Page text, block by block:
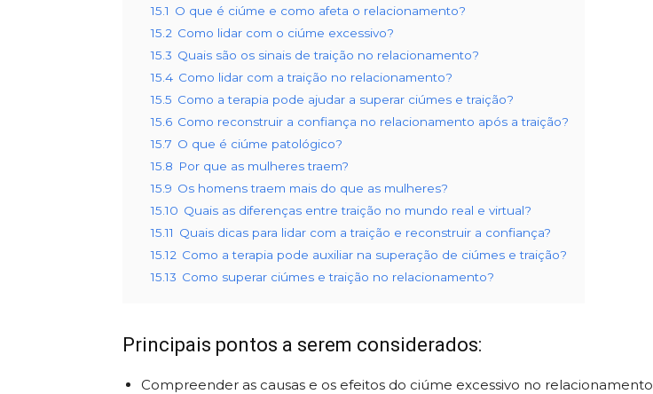
15.1 O que é ciúme e como afeta o relacionamento?
15.2 Como lidar com o ciúme excessivo?
15.3 Quais são os sinais de traição no relacionamento?
15.4 Como lidar com a traição no relacionamento?
15.5 Como a terapia pode ajudar a superar ciúmes e traição?
15.6 Como reconstruir a confiança no relacionamento após a traição?
15.7 O que é ciúme patológico?
15.8 Por que as mulheres traem?
15.9 Os homens traem mais do que as mulheres?
15.10 Quais as diferenças entre traição no mundo real e virtual?
15.11 Quais dicas para lidar com a traição e reconstruir a confiança?
15.12 Como a terapia pode auxiliar na superação de ciúmes e traição?
15.13 Como superar ciúmes e traição no relacionamento?
Principais pontos a serem considerados:
Compreender as causas e os efeitos do ciúme excessivo no relacionamento